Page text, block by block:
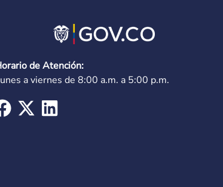
de Atención:
a viernes de 8:00 a.m. a 5:00 p.m.